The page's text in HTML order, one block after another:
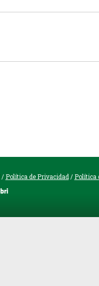
/Política de Privacidad /Política